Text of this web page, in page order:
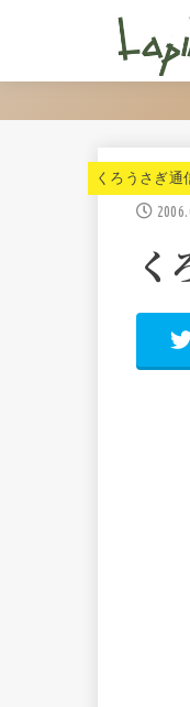
くろうさぎ通
く